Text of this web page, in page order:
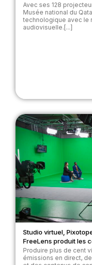
Avec ses 128
Musée national du
technologique avec le
audiovisuelle.[...]
Studio virtuel,
FreeLens produit les
Produire plus de cent
émissions en direct,